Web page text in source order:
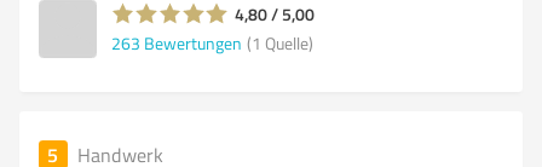
4,80 / 5,00
263 Bewertungen (1 Quelle)
5 Handwerk